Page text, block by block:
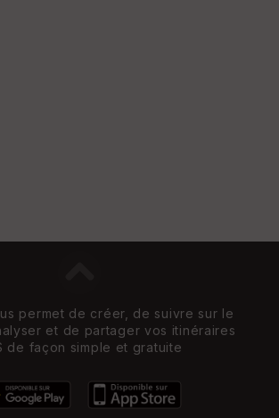
permet de créer, de suivre sur le
et de partager vos itinéraires
de façon simple et gratuite